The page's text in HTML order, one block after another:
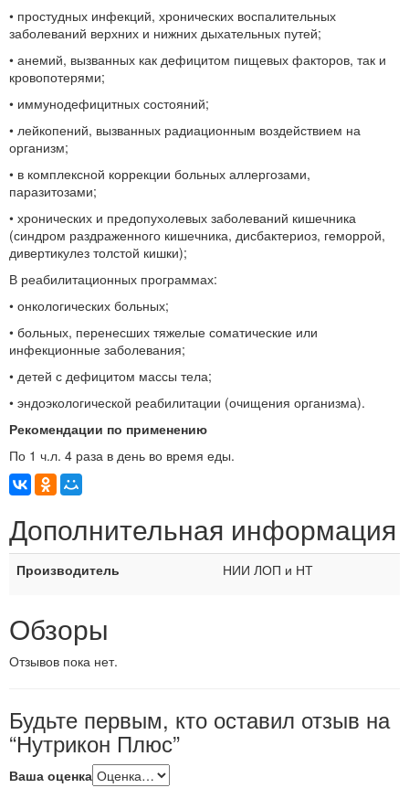
• простудных инфекций, хронических воспалительных
заболеваний верхних и нижних дыхательных путей;
• анемий, вызванных как дефицитом пищевых факторов, так и
кровопотерями;
• иммунодефицитных состояний;
• лейкопений, вызванных радиационным воздействием на
организм;
• в комплексной коррекции больных аллергозами,
паразитозами;
• хронических и предопухолевых заболеваний кишечника
(синдром раздраженного кишечника, дисбактериоз, геморрой,
дивертикулез толстой кишки);
В реабилитационных программах:
• онкологических больных;
• больных, перенесших тяжелые соматические или
инфекционные заболевания;
• детей с дефицитом массы тела;
• эндоэкологической реабилитации (очищения организма).
Рекомендации по применению
По 1 ч.л. 4 раза в день во время еды.
Дополнительная информация
Производитель НИИ ЛОП и НТ
Обзоры
Отзывов пока нет.
Будьте первым, кто оставил отзыв на
“Нутрикон Плюс”
Ваша оценка